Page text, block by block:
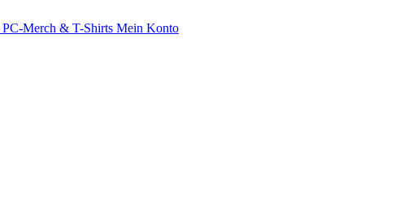
PC-Merch & T-Shirts Mein Konto